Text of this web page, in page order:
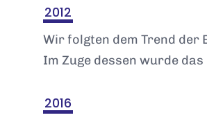
2012
Wir folgten dem Trend der
Im Zuge dessen wurde
2016